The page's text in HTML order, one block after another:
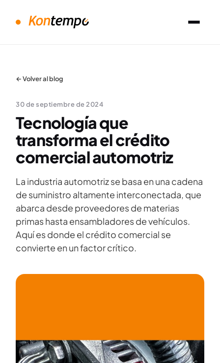
← Volver al blog
30 de septiembre de 2024
Tecnología que
transforma el crédito
comercial automotriz
La industria automotriz se basa en una cadena
de suministro altamente interconectada, que
abarca desde proveedores de materias
primas hasta ensambladores de vehículos.
Aquí es donde el crédito comercial se
convierte en un factor crítico.